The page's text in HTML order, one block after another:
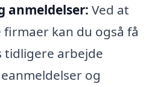
anmeldelser: Ved at
kan du også få
tidligere arbejde
og